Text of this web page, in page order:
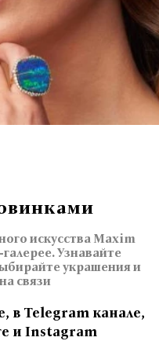
искусства Maxim
Узнавайте
украшения и
связи
в Telegram канале,
и Instagram